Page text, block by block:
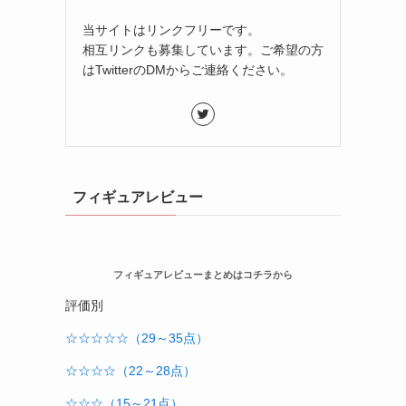
当サイトはリンクフリーです。
相互リンクも募集しています。ご希望の方
はTwitterのDMからご連絡ください。
フィギュアレビュー
フィギュアレビューまとめはコチラから
評価別
☆☆☆☆☆（29～35点）
☆☆☆☆（22～28点）